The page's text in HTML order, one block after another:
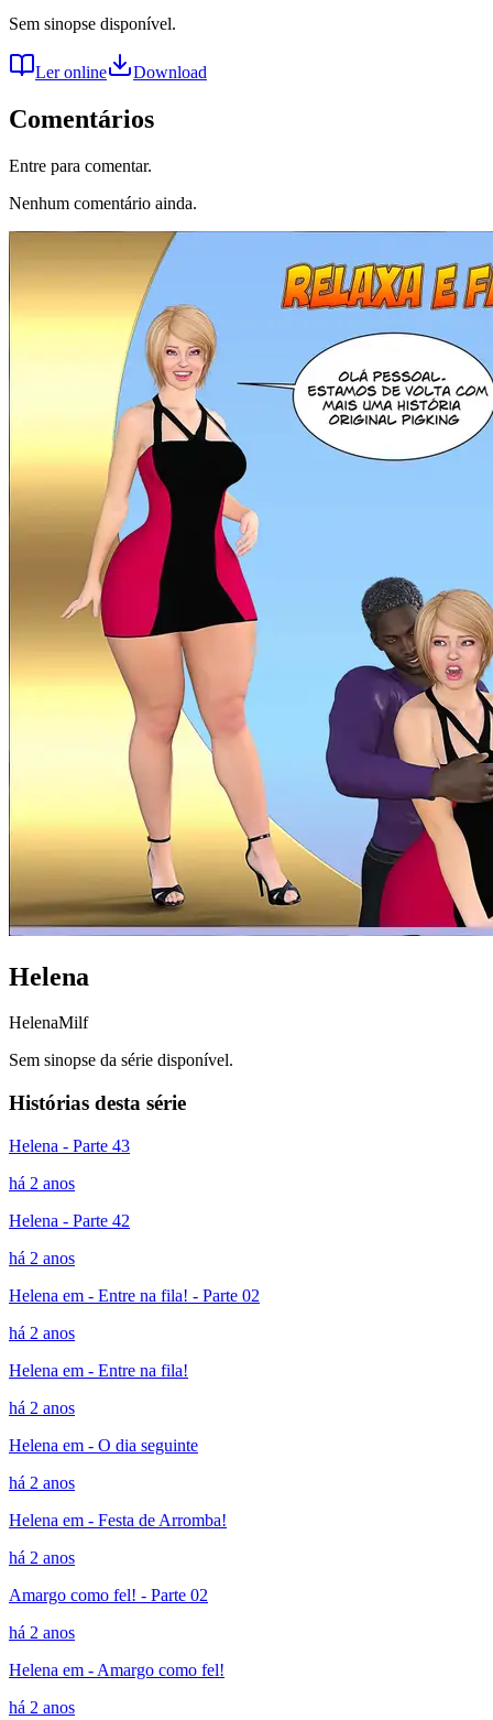
Sem sinopse disponível.
Ler online Download
Comentários
Entre para comentar.
Nenhum comentário ainda.
Helena
HelenaMilf
Sem sinopse da série disponível.
Histórias desta série
Helena - Parte 43
há 2 anos
Helena - Parte 42
há 2 anos
Helena em - Entre na fila! - Parte 02
há 2 anos
Helena em - Entre na fila!
há 2 anos
Helena em - O dia seguinte
há 2 anos
Helena em - Festa de Arromba!
há 2 anos
Amargo como fel! - Parte 02
há 2 anos
Helena em - Amargo como fel!
há 2 anos